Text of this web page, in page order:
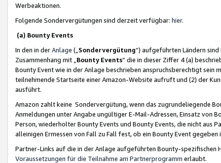
Werbeaktionen.
Folgende Sondervergütungen sind derzeit verfügbar: hier.
(a) Bounty Events
In den in derAnlage („ Sondervergütung“) aufgeführten Ländern
Zusammenhang mit „ Bounty Events“ die in dieser Ziffer 4 (a)
Bounty Event wie in der Anlage beschrieben anspruchsberechtigt sein
teilnehmende Startseite einer Amazon-Website aufruft und (2) der
ausführt.
Amazon zahlt keine Sondervergütung, wenn das zugrundeliegende
Anmeldungen unter Angabe ungültiger E-Mail-Adressen, Einsatz von
Person, wiederholter Bounty Events und Bounty Events, die nicht
alleinigen Ermessen von Fall zu Fall fest, ob ein Bounty Event
Partner-Links auf die in der Anlage aufgeführten Bounty-spezifischen
Voraussetzungen für die Teilnahme am Partnerprogramm erlaubt.